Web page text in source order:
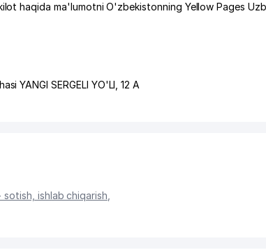
haqida ma'lumotni O'zbekistonning Yellow Pages
YANGI SERGELI YO'LI , 12 A
sotish, ishlab chiqarish